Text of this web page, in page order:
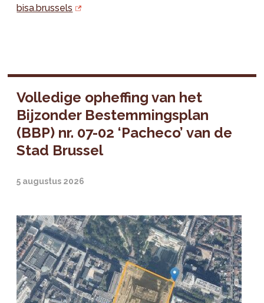
bisa.brussels
Volledige opheffing van het
Bijzonder Bestemmingsplan
(BBP) nr. 07-02 ‘Pacheco’ van de
Stad Brussel
5 augustus 2026